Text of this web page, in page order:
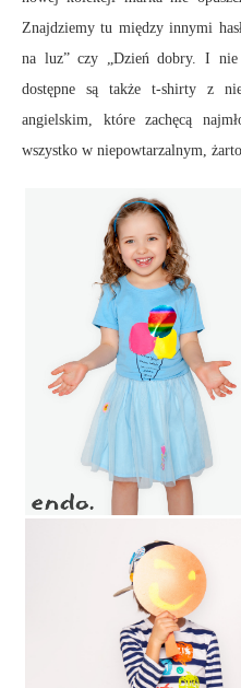
Znajdziemy tu między innymi
na luz” czy „Dzień dobry. I
dostępne są także t-shirty z
angielskim, które zachęcą
wszystko w niepowtarzalnym,